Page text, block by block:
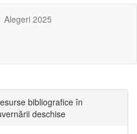
Alegeri 2025
bibliografice în
deschise